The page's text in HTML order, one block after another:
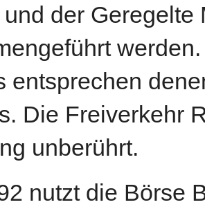
der Geregelte
entsprechen
Die Freiverkehr
unberührt.
nutzt die Börse